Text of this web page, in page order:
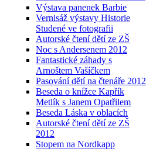
Výstava panenek Barbie
Vernisáž výstavy Historie
Studené ve fotografii
Autorské čtení dětí ze ZŠ
Noc s Andersenem 2012
Fantastické záhady s
Arnoštem Vašíčkem
Pasování dětí na čtenáře 2012
Beseda o knížce Kapřík
Metlík s Janem Opatřilem
Beseda Láska v oblacích
Autorské čtení dětí ze ZŠ
2012
Stopem na Nordkapp